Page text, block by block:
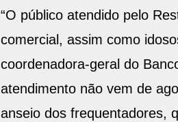
“O público atendido pelo
comercial, assim como
coordenadora-geral do
atendimento não vem de
anseio dos frequentadores,